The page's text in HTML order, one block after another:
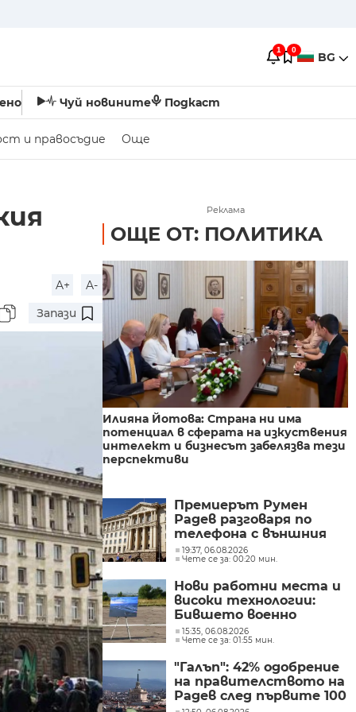
1 0 BG
Чуй новините Подкаст
и правосъдие Още
A+
A-
Запази
Реклама
ОЩЕ ОТ: ПОЛИТИКА
Илияна Йотова: Страна ни има
потенциал в сферата на изкуствения
интелект и бизнесът забелязва тези
перспективи
Премиерът Румен
Радев разговаря по
телефона с външния
министър на
Великобритания Ед
Милибанд
19:37, 06.08.2026
Чете се за: 00:20 мин.
Нови работни места и
високи технологии:
Бившето военно
летище в Доброславци
се превръща в голям
космически център
15:35, 06.08.2026
Чете се за: 01:55 мин.
"Галъп": 42% одобрение
на правителството на
Радев след първите 100